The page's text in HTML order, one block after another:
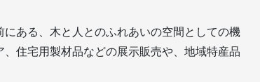
ある、木と人とのふれあいの空間としての機
住宅用製材品などの展示販売や、地域特産品